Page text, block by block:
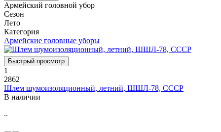
Армейский головной убор
Сезон
Лето
Категория
Армейские головные уборы
Быстрый просмотр
1
2862
Шлем шумоизоляционный, летний, ШШЛ-78, СССР
В наличии
..